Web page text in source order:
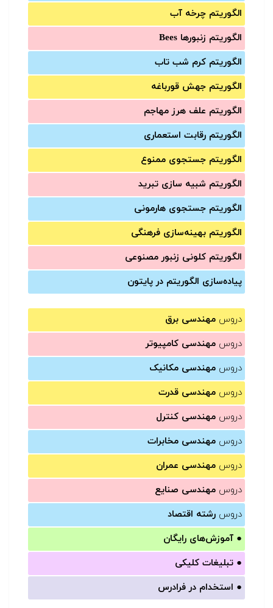
الگوریتم چرخه آب
الگوریتم زنبورها Bees
الگوریتم کرم شب تاب
الگوریتم جهش قورباغه
الگوریتم علف هرز مهاجم
الگوریتم رقابت استعماری
الگوریتم جستجوی ممنوع
الگوریتم شبیه سازی تبرید
الگوریتم جستجوی هارمونی
الگوریتم بهینه‌سازی فرهنگی
الگوریتم کلونی زنبور مصنوعی
پیاده‌سازی الگوریتم در پایتون
دروس مهندسی برق
دروس مهندسی کامپیوتر
دروس مهندسی مکانیک
دروس مهندسی قدرت
دروس مهندسی کنترل
دروس مهندسی مخابرات
دروس مهندسی عمران
دروس مهندسی صنایع
دروس رشته اقتصاد
● آموزش‌های رایگان
● تبلیغات کلیکی
● استخدام در فرادرس